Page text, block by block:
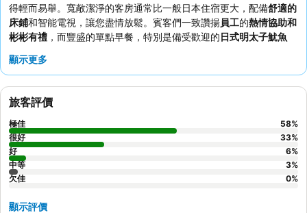
得輕而易舉。寬敞潔淨的客房通常比一般日本住宿更大，配備舒適的
床鋪和智能電視，讓您盡情放鬆。賓客們一致讚揚員工的熱情協助和
彬彬有禮 ，而豐盛的單點早餐，特別是備受歡迎的日式明太子魷魚
轉送服務
顯示更多
旅客評價
極佳 58%
很好
33%
好
6%
中等
3%
欠佳
0%
顯示評價